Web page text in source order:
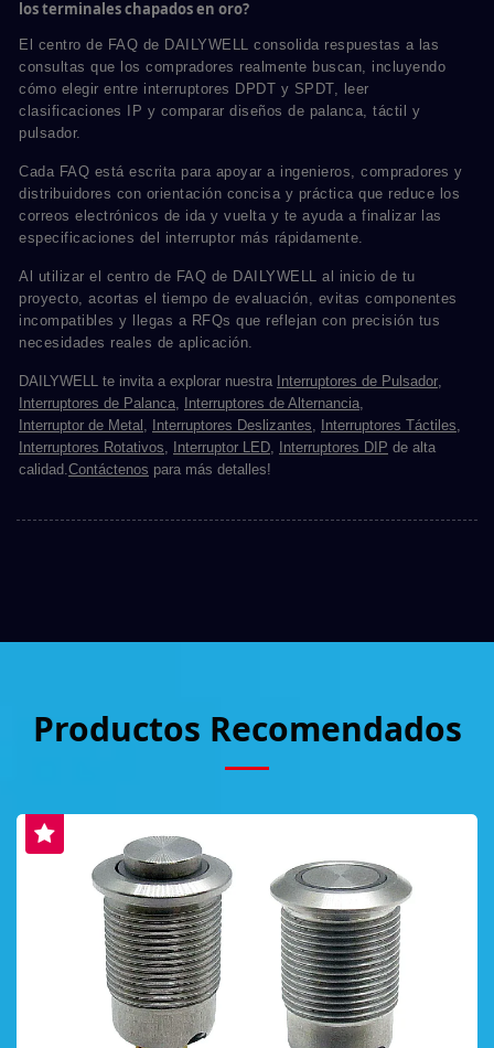
los terminales chapados en oro?
El centro de FAQ de DAILYWELL consolida respuestas a las
consultas que los compradores realmente buscan, incluyendo
cómo elegir entre interruptores DPDT y SPDT, leer
clasificaciones IP y comparar diseños de palanca, táctil y
pulsador.
Cada FAQ está escrita para apoyar a ingenieros, compradores y
distribuidores con orientación concisa y práctica que reduce los
correos electrónicos de ida y vuelta y te ayuda a finalizar las
especificaciones del interruptor más rápidamente.
Al utilizar el centro de FAQ de DAILYWELL al inicio de tu
proyecto, acortas el tiempo de evaluación, evitas componentes
incompatibles y llegas a RFQs que reflejan con precisión tus
necesidades reales de aplicación.
DAILYWELL te invita a explorar nuestra Interruptores de Pulsador
Interruptores de Palanca
Interruptores de Alternancia
Interruptor de Metal
Interruptores Deslizantes Interruptores Táctiles
Interruptores Rotativos
Interruptor LED Interruptores DIP de alta
calidad. Contáctenos para más detalles!
Productos Recomendados